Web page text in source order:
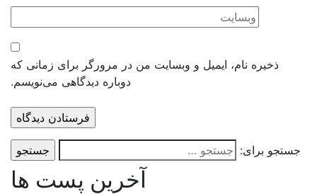
ذخیره نام، ایمیل و وبسایت من در مرورگر برای زمانی که
دوباره دیدگاهی می‌نویسم.
برای:
آخرین پست ها